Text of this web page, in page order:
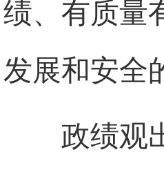
绩、有质量
发展和安全
政绩观